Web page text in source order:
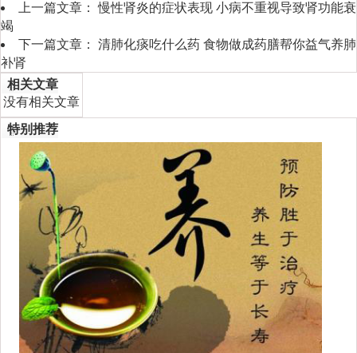
上一篇文章：慢性肾炎的症状表现 小病不重视导致肾功能衰
竭
下一篇文章： 清肺化痰吃什么药 食物做成药膳帮你益气养肺
补肾
相关文章
没有相关文章
特别推荐